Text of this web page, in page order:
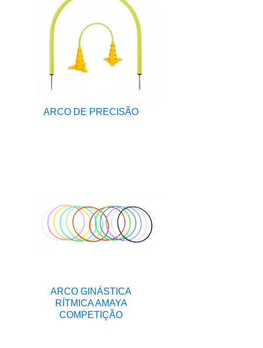
ARCO DE PRECISÃO
ARCO GINÁSTICA
RÍTMICA AMAYA
COMPETIÇÃO